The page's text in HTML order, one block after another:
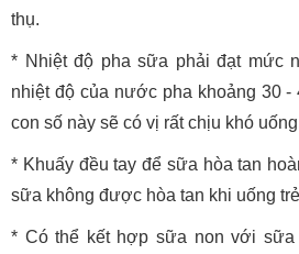
thụ.
* Nhiệt độ pha sữa phải đạt mức
nhiệt độ của nước pha khoảng 30
con số này sẽ có vị rất chịu khó
* Khuấy đều tay để sữa hòa tan
sữa không được hòa tan khi uống
* Có thể kết hợp sữa non với sữa